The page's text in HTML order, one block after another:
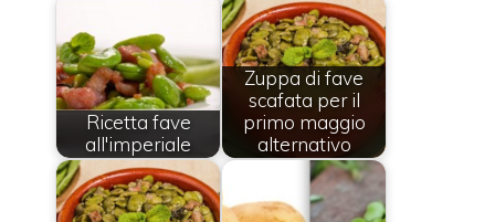
Ricetta fave
all'imperiale
Zuppa di fave
scafata per il
primo maggio
alternativo